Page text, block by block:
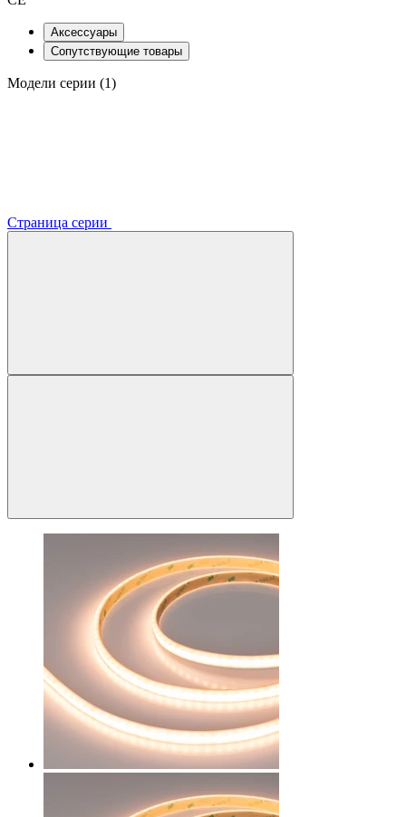
Аксессуары
Сопутствующие товары
Модели серии (1)
Страница серии